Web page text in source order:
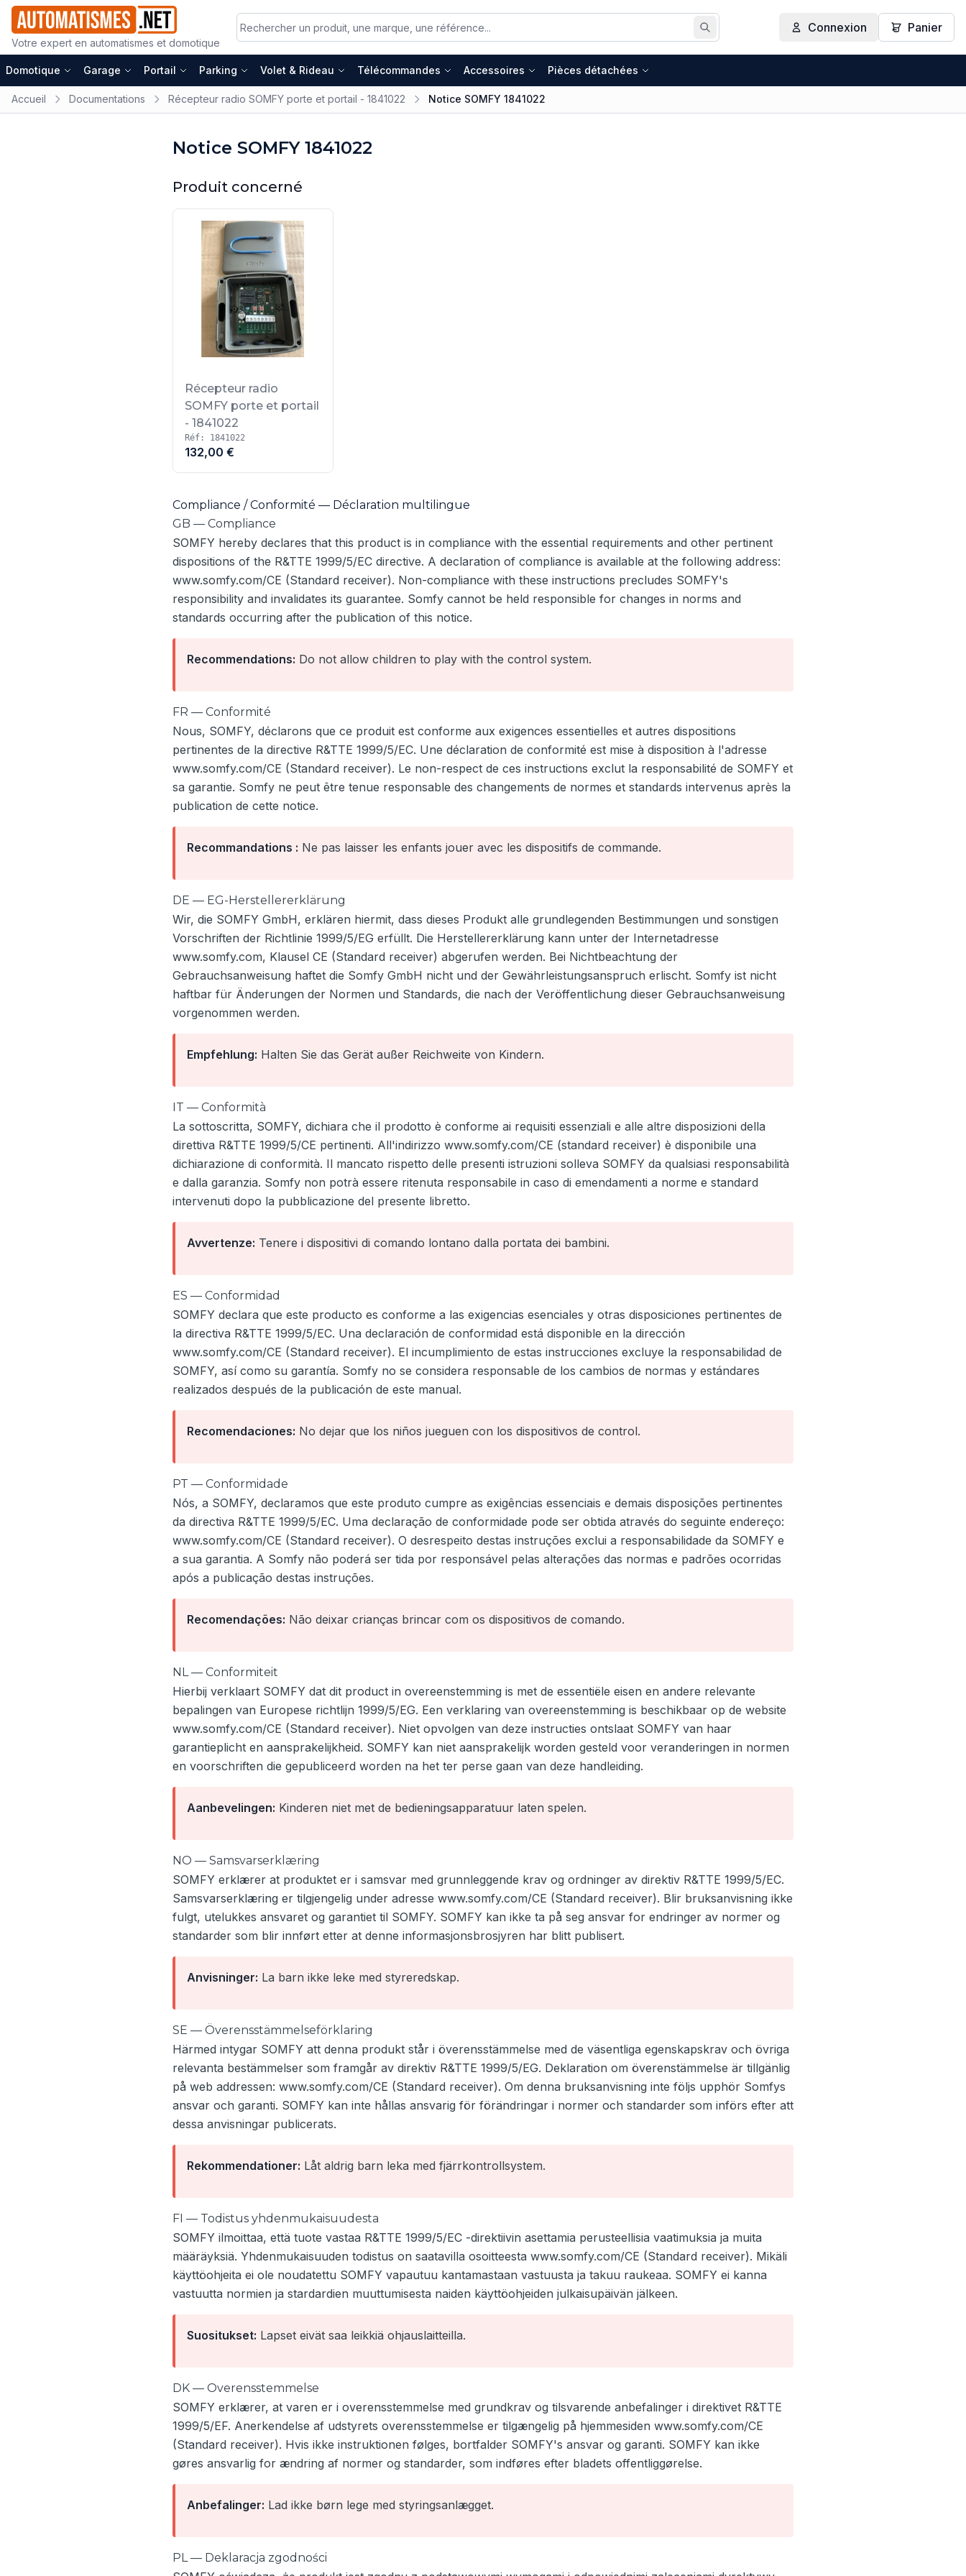
Votre expert en automatismes et domotique
Rechercher
Connexion Panier
Domotique Garage Portail Parking Volet & Rideau Télécommandes Accessoires Pièces détachées
Accueil Documentations Récepteur radio SOMFY porte et portail - 1841022 Notice SOMFY 1841022
Notice SOMFY 1841022
Produit concerné
Récepteur radio
SOMFY porte et portail
- 1841022
Réf: 1841022
132,00 €
Compliance / Conformité — Déclaration multilingue
GB — Compliance
SOMFY hereby declares that this product is in compliance with the essential requirements and other pertinent
dispositions of the R&TTE 1999/5/EC directive. A declaration of compliance is available at the following address:
www.somfy.com/CE (Standard receiver). Non-compliance with these instructions precludes SOMFY's
responsibility and invalidates its guarantee. Somfy cannot be held responsible for changes in norms and
standards occurring after the publication of this notice.
Recommendations: Do not allow children to play with the control system.
FR — Conformité
Nous, SOMFY, déclarons que ce produit est conforme aux exigences essentielles et autres dispositions
pertinentes de la directive R&TTE 1999/5/EC. Une déclaration de conformité est mise à disposition à l'adresse
www.somfy.com/CE (Standard receiver). Le non-respect de ces instructions exclut la responsabilité de SOMFY et
sa garantie. Somfy ne peut être tenue responsable des changements de normes et standards intervenus après la
publication de cette notice.
Recommandations : Ne pas laisser les enfants jouer avec les dispositifs de commande.
DE — EG-Herstellererklärung
Wir, die SOMFY GmbH, erklären hiermit, dass dieses Produkt alle grundlegenden Bestimmungen und sonstigen
Vorschriften der Richtlinie 1999/5/EG erfüllt. Die Herstellererklärung kann unter der Internetadresse
www.somfy.com, Klausel CE (Standard receiver) abgerufen werden. Bei Nichtbeachtung der
Gebrauchsanweisung haftet die Somfy GmbH nicht und der Gewährleistungsanspruch erlischt. Somfy ist nicht
haftbar für Änderungen der Normen und Standards, die nach der Veröffentlichung dieser Gebrauchsanweisung
vorgenommen werden.
Empfehlung: Halten Sie das Gerät außer Reichweite von Kindern.
IT — Conformità
La sottoscritta, SOMFY, dichiara che il prodotto è conforme ai requisiti essenziali e alle altre disposizioni della
direttiva R&TTE 1999/5/CE pertinenti. All'indirizzo www.somfy.com/CE (standard receiver) è disponibile una
dichiarazione di conformità. Il mancato rispetto delle presenti istruzioni solleva SOMFY da qualsiasi responsabilità
e dalla garanzia. Somfy non potrà essere ritenuta responsabile in caso di emendamenti a norme e standard
intervenuti dopo la pubblicazione del presente libretto.
Avvertenze: Tenere i dispositivi di comando lontano dalla portata dei bambini.
ES — Conformidad
SOMFY declara que este producto es conforme a las exigencias esenciales y otras disposiciones pertinentes de
la directiva R&TTE 1999/5/EC. Una declaración de conformidad está disponible en la dirección
www.somfy.com/CE (Standard receiver). El incumplimiento de estas instrucciones excluye la responsabilidad de
SOMFY, así como su garantía. Somfy no se considera responsable de los cambios de normas y estándares
realizados después de la publicación de este manual.
Recomendaciones: No dejar que los niños jueguen con los dispositivos de control.
PT — Conformidade
Nós, a SOMFY, declaramos que este produto cumpre as exigências essenciais e demais disposições pertinentes
da directiva R&TTE 1999/5/EC. Uma declaração de conformidade pode ser obtida através do seguinte endereço:
www.somfy.com/CE (Standard receiver). O desrespeito destas instruções exclui a responsabilidade da SOMFY e
a sua garantia. A Somfy não poderá ser tida por responsável pelas alterações das normas e padrões ocorridas
após a publicação destas instruções.
Recomendações: Não deixar crianças brincar com os dispositivos de comando.
NL — Conformiteit
Hierbij verklaart SOMFY dat dit product in overeenstemming is met de essentiële eisen en andere relevante
bepalingen van Europese richtlijn 1999/5/EG. Een verklaring van overeenstemming is beschikbaar op de website
www.somfy.com/CE (Standard receiver). Niet opvolgen van deze instructies ontslaat SOMFY van haar
garantieplicht en aansprakelijkheid. SOMFY kan niet aansprakelijk worden gesteld voor veranderingen in normen
en voorschriften die gepubliceerd worden na het ter perse gaan van deze handleiding.
Aanbevelingen: Kinderen niet met de bedieningsapparatuur laten spelen.
NO — Samsvarserklæring
SOMFY erklærer at produktet er i samsvar med grunnleggende krav og ordninger av direktiv R&TTE 1999/5/EC.
Samsvarserklæring er tilgjengelig under adresse www.somfy.com/CE (Standard receiver). Blir bruksanvisning ikke
fulgt, utelukkes ansvaret og garantiet til SOMFY. SOMFY kan ikke ta på seg ansvar for endringer av normer og
standarder som blir innført etter at denne informasjonsbrosjyren har blitt publisert.
Anvisninger: La barn ikke leke med styreredskap.
SE — Överensstämmelseförklaring
Härmed intygar SOMFY att denna produkt står i överensstämmelse med de väsentliga egenskapskrav och övriga
relevanta bestämmelser som framgår av direktiv R&TTE 1999/5/EG. Deklaration om överenstämmelse är tillgänlig
på web addressen: www.somfy.com/CE (Standard receiver). Om denna bruksanvisning inte följs upphör Somfys
ansvar och garanti. SOMFY kan inte hållas ansvarig för förändringar i normer och standarder som införs efter att
dessa anvisningar publicerats.
Rekommendationer: Låt aldrig barn leka med fjärrkontrollsystem.
FI — Todistus yhdenmukaisuudesta
SOMFY ilmoittaa, että tuote vastaa R&TTE 1999/5/EC -direktiivin asettamia perusteellisia vaatimuksia ja muita
määräyksiä. Yhdenmukaisuuden todistus on saatavilla osoitteesta www.somfy.com/CE (Standard receiver). Mikäli
käyttöohjeita ei ole noudatettu SOMFY vapautuu kantamastaan vastuusta ja takuu raukeaa. SOMFY ei kanna
vastuutta normien ja stardardien muuttumisesta naiden käyttöohjeiden julkaisupäivän jälkeen.
Suositukset: Lapset eivät saa leikkiä ohjauslaitteilla.
DK — Overensstemmelse
SOMFY erklærer, at varen er i overensstemmelse med grundkrav og tilsvarende anbefalinger i direktivet R&TTE
1999/5/EF. Anerkendelse af udstyrets overensstemmelse er tilgængelig på hjemmesiden www.somfy.com/CE
(Standard receiver). Hvis ikke instruktionen følges, bortfalder SOMFY's ansvar og garanti. SOMFY kan ikke
gøres ansvarlig for ændring af normer og standarder, som indføres efter bladets offentliggørelse.
Anbefalinger: Lad ikke børn lege med styringsanlægget.
PL — Deklaracja zgodności